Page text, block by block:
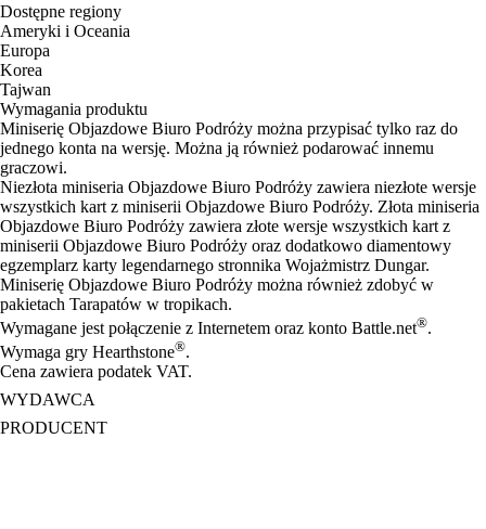
Dostępne regiony
Ameryki i Oceania
Europa
Korea
Tajwan
Wymagania produktu
Miniserię Objazdowe Biuro Podróży można przypisać tylko raz do
jednego konta na wersję. Można ją również podarować innemu
graczowi.
Niezłota miniseria Objazdowe Biuro Podróży zawiera niezłote wersje
wszystkich kart z miniserii Objazdowe Biuro Podróży. Złota miniseria
Objazdowe Biuro Podróży zawiera złote wersje wszystkich kart z
miniserii Objazdowe Biuro Podróży oraz dodatkowo diamentowy
egzemplarz karty legendarnego stronnika Wojażmistrz Dungar.
Miniserię Objazdowe Biuro Podróży można również zdobyć w
pakietach Tarapatów w tropikach.
Wymagane jest połączenie z Internetem oraz konto Battle.net®.
Wymaga gry Hearthstone®.
Cena zawiera podatek VAT.
WYDAWCA
PRODUCENT